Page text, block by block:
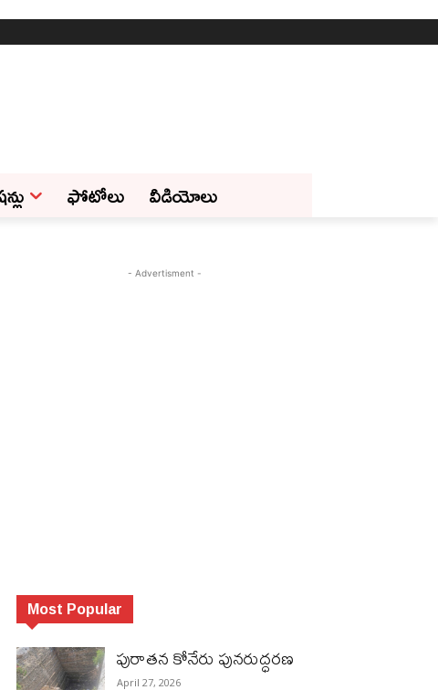
ఫోటోలు వీడియోలు
- Advertisment -
Most Popular
పురాత‌న కోనేరు పున‌రుద్ధ‌ర‌ణ
April 27, 2026